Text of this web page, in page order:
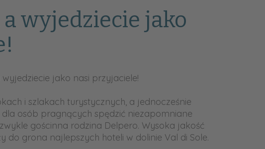
wyjedziecie jako
jako nasi przyjaciele!
i szlakach turystycznych, a jednocześnie
osób pragnących spędzić niezapomniane
gościnna rodzina Delpero. Wysoka jakość
grona najlepszych hoteli w dolinie Val di Sole.